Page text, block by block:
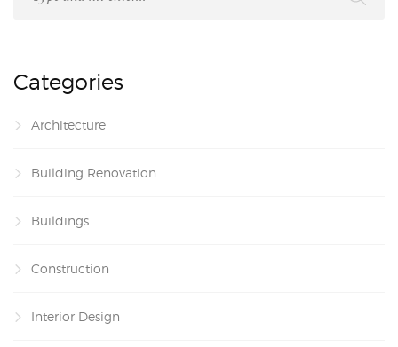
Categories
Architecture
Building Renovation
Buildings
Construction
Interior Design